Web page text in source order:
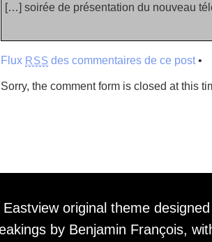
[…] soirée de présentation du nouveau
Flux RSS des commentaires de ce post•
Sorry, the comment form is closed at this
Eastview original theme
by Benjamin François,